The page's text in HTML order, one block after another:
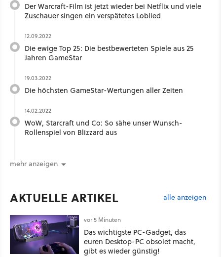
Der Warcraft-Film ist jetzt wieder bei Netflix und viele
Zuschauer singen ein verspätetes Loblied
12.09.2022
Die ewige Top 25: Die bestbewerteten Spiele aus 25
Jahren GameStar
19.03.2022
Die höchsten GameStar-Wertungen aller Zeiten
14.02.2022
WoW, Starcraft und Co: So sähe unser Wunsch-
Rollenspiel von Blizzard aus
mehr anzeigen
AKTUELLE ARTIKEL alle anzeigen
vor 5 Minuten
Das wichtigste PC-Gadget, das
euren Desktop-PC obsolet macht,
gibt es wieder günstig!